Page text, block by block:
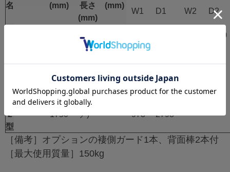
名
(mm)
長さ
(mm)
(mm)
W1
D1 W2 D2
1400
～
～
1750
飛
龍
2
型
CDE-
18-4
1390
～
1750
(100
ピッ
チ)
881
973
2219
2798
876
［備考］オプションの褄側ガード1本、背面棒2本付
［最大使用質量］150kg